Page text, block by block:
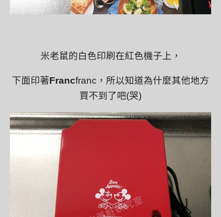
米老鼠的白色印刷在紅色機子上，
下面印著Francfranc，所以知道為什麼其他地方
買不到了吧(哭)